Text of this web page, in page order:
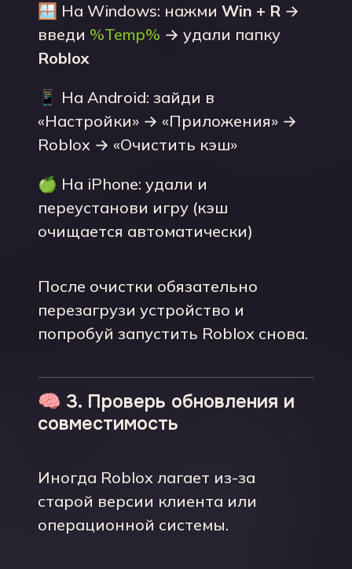
🪟 На Windows: нажми Win + R →
введи %Temp% → удали папку
Roblox
📱 На Android: зайди в
«Настройки» → «Приложения» →
Roblox → «Очистить кэш»
🍏 На iPhone: удали и
переустанови игру (кэш
очищается автоматически)
После очистки обязательно
перезагрузи устройство и
попробуй запустить Roblox снова.
🧠 3. Проверь обновления и
совместимость
Иногда Roblox лагает из-за
старой версии клиента или
операционной системы.